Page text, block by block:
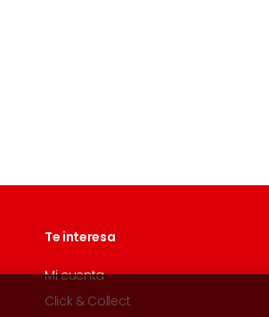
Te interesa
Mi cuenta
Click & Collect